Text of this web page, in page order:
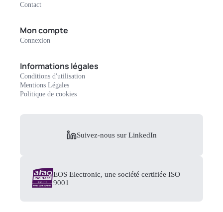
Contact
Mon compte
Connexion
Informations légales
Conditions d'utilisation
Mentions Légales
Politique de cookies
Suivez-nous sur LinkedIn
EOS Electronic, une société certifiée ISO
9001